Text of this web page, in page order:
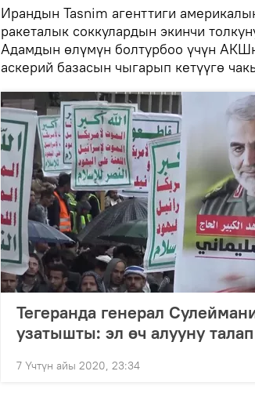
Ирандын Tasnim агенттиги
ракеталык соккулардын экинчи
Адамдын өлүмүн болтурбоо үчүн
аскерий базасын чыгарып кетүүгө
Тегеранда генерал
узатышты: эл өч алууну
7 Үчтүн айы 2020, 23:34